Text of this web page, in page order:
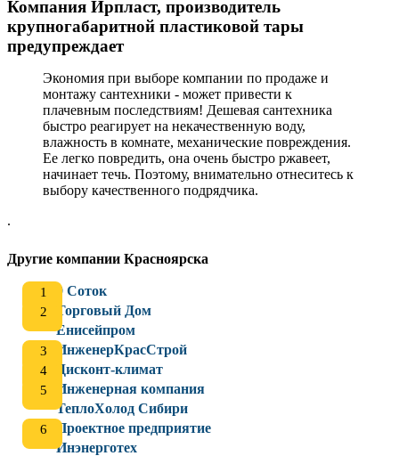
Компания Ирпласт, производитель
крупногабаритной пластиковой тары
предупреждает
Экономия при выборе компании по продаже и
монтажу сантехники - может привести к
плачевным последствиям! Дешевая сантехника
быстро реагирует на некачественную воду,
влажность в комнате, механические повреждения.
Ее легко повредить, она очень быстро ржавеет,
начинает течь. Поэтому, внимательно отнеситесь к
выбору качественного подрядчика.
.
Другие компании Красноярска
9 Соток
Торговый Дом
Енисейпром
ИнженерКрасСтрой
Дисконт-климат
Инженерная компания
ТеплоХолод Сибири
Проектное предприятие
Инэнерготех